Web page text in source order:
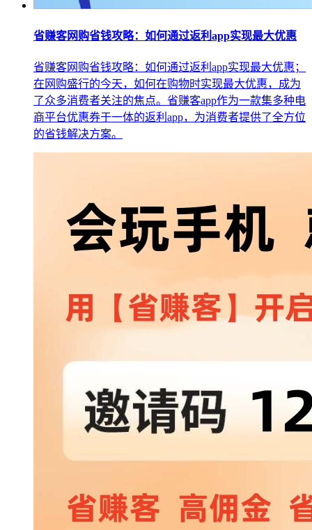
省赚客网购省钱攻略：如何通过返利app实现最大优惠
省赚客网购省钱攻略：如何通过返利app实现最大优惠；
在网购盛行的今天，如何在购物时实现最大优惠，成为
了众多消费者关注的焦点。省赚客app作为一款集多种电
商平台优惠券于一体的返利app，为消费者提供了全方位
的省钱解决方案。